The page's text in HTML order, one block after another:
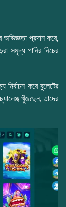
প্রদান করে,
সমৃদ্ধ পানির নিচের
করে বুলেটের
খুঁজছেন, তাদের